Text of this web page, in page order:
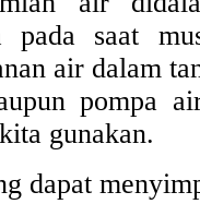
pada saat
air dalam
pompa
gunakan.
dapat